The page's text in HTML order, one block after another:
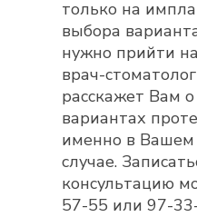
только на
выбора
нужно прийти
врач-
расскажет Вам
вариантах
именно в Вашем
случае.
консультацию
57-55 или 97-